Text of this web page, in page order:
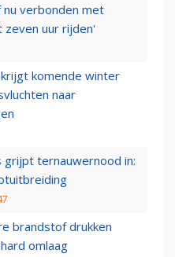
nu verbonden met
zeven uur rijden'
krijgt komende winter
naar
grijpt ternauwernood in:
brandstof drukken
omlaag